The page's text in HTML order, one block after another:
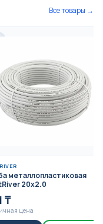
Все товары →
металлопластиковая
20x2.0
₸
цена